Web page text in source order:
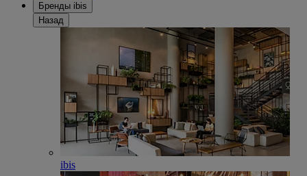
Бренды ibis
Назад
ibis